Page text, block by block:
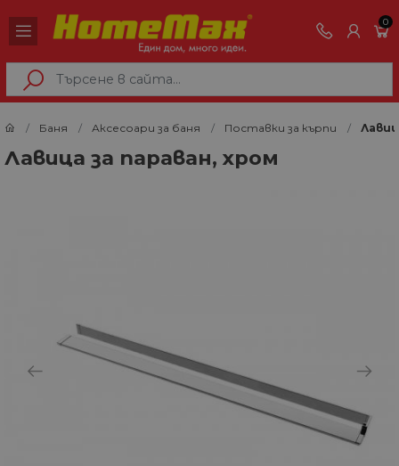
0
Баня Аксесоари за баня Поставки за кърпи
Лавица за параван, хром